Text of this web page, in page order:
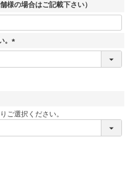
様の場合はご記載下さい）
(
ご選択ください。